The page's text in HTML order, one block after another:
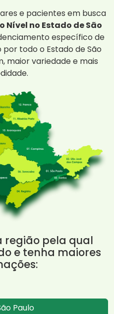
e pacientes em busca
no Estado de São
específico de
todo o Estado de São
maior variedade e mais
região pela qual
e tenha maiores
Paulo